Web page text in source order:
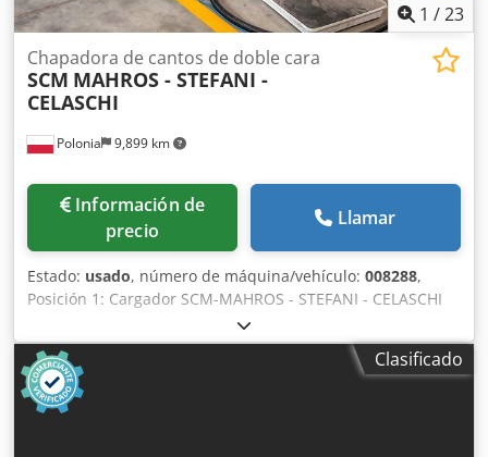
1 /23
Polonia 9,899 km
Chapadora de cantos de doble cara
SCM MAHROS - STEFANI -
CELASCHI
Información de
precio
Llamar
Estado: usado, número de máquina/vehículo: 008288,
Posición 1: Cargador SCM-MAHROS - STEFANI - CELASCHI
Posición 2: Chapeadora bilateral SCM-MAHROS - STEFANI -
CELASCHI Posición 3: Girador de tableros SCM-MAHROS -
STEFANI - CELASCHI Crjdpfxox Nv S Uj Aqlof Posición 4:
Chapeadora bilateral SCM-MAHROS - STEFANI - CELASCHI
Posición 5: Girador de tableros SCM-MAHROS - STEFANI -
Clasificado